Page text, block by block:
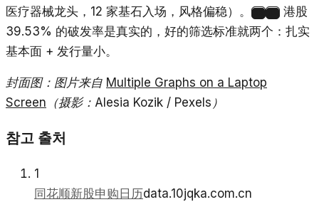
医疗器械龙头，12 家基石入场，风格偏稳）。
港股
39.53% 的破发率是真实的，好的筛选标准就两个：扎实
基本面 + 发行量小。
封面图：图片来自 Multiple Graphs on a Laptop
Screen （摄影：Alesia Kozik / Pexels）
참고 출처
1
同花顺新股申购日历data.10jqka.com.cn